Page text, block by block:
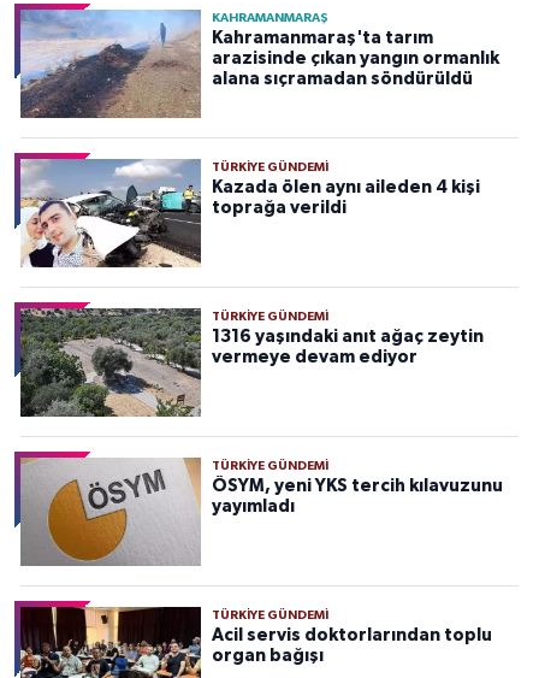
KAHRAMANMARAŞ
Kahramanmaraş'ta tarım
arazisinde çıkan yangın ormanlık
alana sıçramadan söndürüldü
TÜRKIYE GÜNDEMI
Kazada ölen aynı aileden 4 kişi
toprağa verildi
TÜRKIYE GÜNDEMI
1316 yaşındaki anıt ağaç zeytin
vermeye devam ediyor
TÜRKIYE GÜNDEMI
ÖSYM, yeni YKS tercih kılavuzunu
yayımladı
TÜRKIYE GÜNDEMI
Acil servis doktorlarından toplu
organ bağışı